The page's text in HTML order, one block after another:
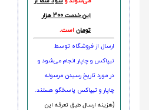
این خدمت 300 هزار
تومان است.
ارسال از فروشگاه توسط
تیپاکس و چاپار انجام می‌شود و
در مورد تاریخ رسیدن مرسوله
چاپار و تیپاکس پاسخگو هستند.
(هزینه ارسال طبق تعرفه این